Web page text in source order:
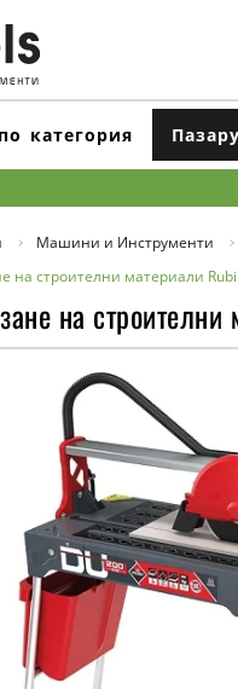
категория
Машини и Инструменти
на строителни материали
на